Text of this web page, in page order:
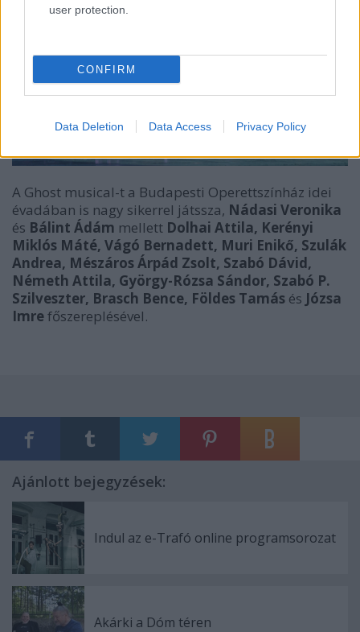
user protection.
CONFIRM
Data Deletion Data Access Privacy Policy
A Ghost musical-t a Budapesti Operettszínház idei
évadában is nagy sikerrel játssza, Nádasi Veronika
és Bálint Ádám mellett Dolhai Attila, Kerényi
Miklós Máté, Vágó Bernadett, Muri Enikő, Szulák
Andrea, Mészáros Árpád Zsolt, Szabó Dávid,
Németh Attila, György-Rózsa Sándor, Szabó P.
Szilveszter, Brasch Bence, Földes Tamás és Józsa
Imrefőszereplésével.
Ajánlott bejegyzések:
Indul az e-Trafó online programsorozat
Akárki a Dóm téren